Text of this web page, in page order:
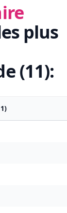
plus
(11):
)